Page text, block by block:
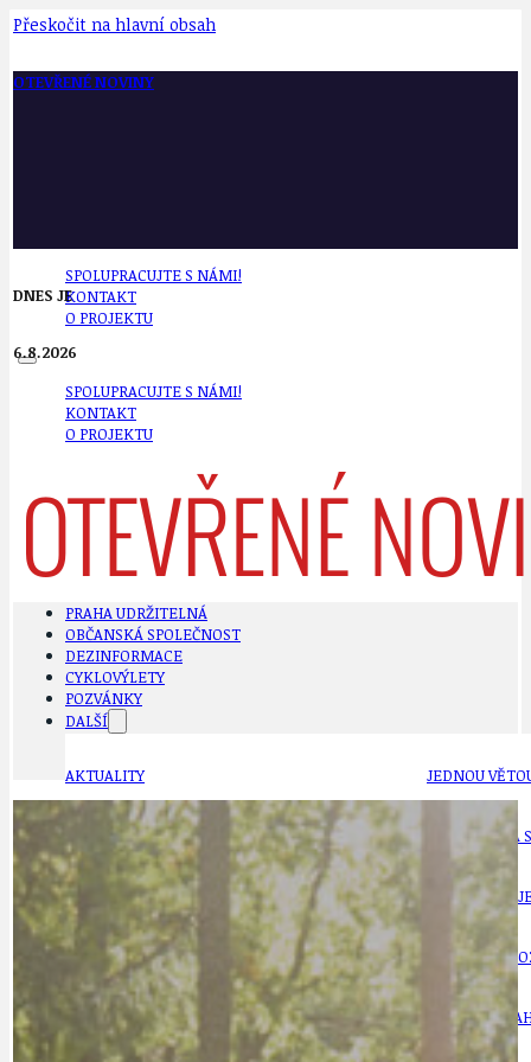
Přeskočit na hlavní obsah
OTEVŘENÉ NOVINY
SPOLUPRACUJTE S NÁMI!
KONTAKT
O PROJEKTU
SPOLUPRACUJTE S NÁMI!
KONTAKT
O PROJEKTU
DNES JE
6.8.2026
PRAHA UDRŽITELNÁ
OBČANSKÁ SPOLEČNOST
DEZINFORMACE
CYKLOVÝLETY
POZVÁNKY
DALŠÍ
AKTUALITY
BÁSNĚ. FEJETONY. SATIRA
CYKLOVÝLETY
DATA A VÝROČÍ
DEZINFORMACE
JEDNOU
KLÁNOVICKÁ
KRUHOVÝ
KULTURNÍ
NÁDRAŽÍ